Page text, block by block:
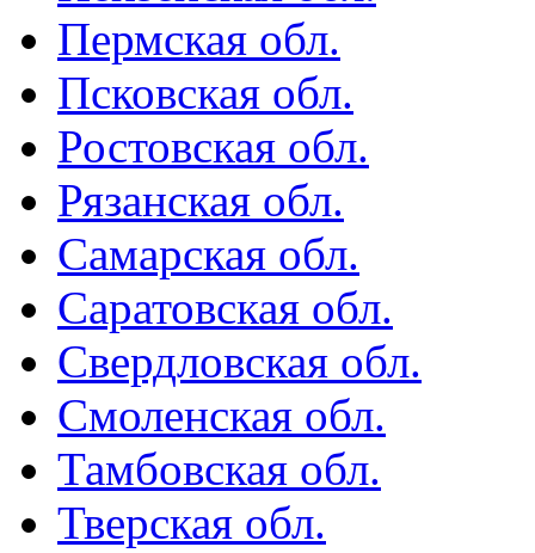
Пермская обл.
Псковская обл.
Ростовская обл.
Рязанская обл.
Самарская обл.
Саратовская обл.
Свердловская обл.
Смоленская обл.
Тамбовская обл.
Тверская обл.